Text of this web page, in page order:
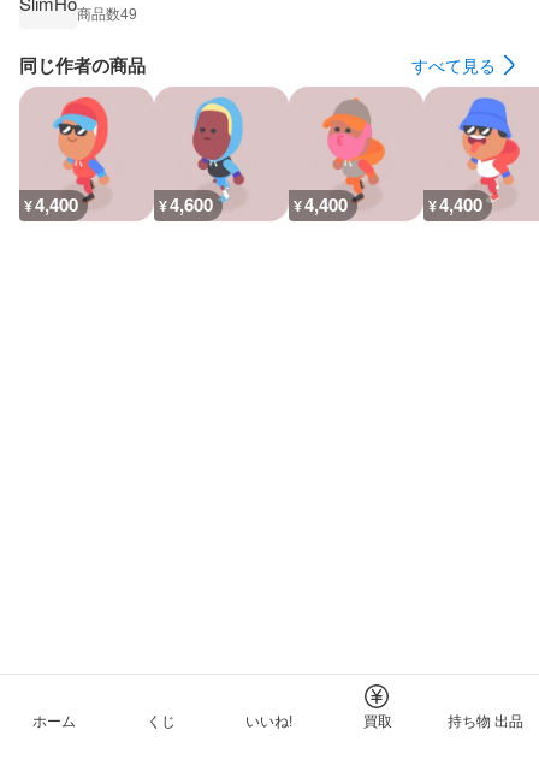
商品数49
同じ作者の商品 すべて見る
¥4,400 ¥4,600 ¥4,400 ¥4,400
ホーム くじ いいね! 買取 持ち物 出品